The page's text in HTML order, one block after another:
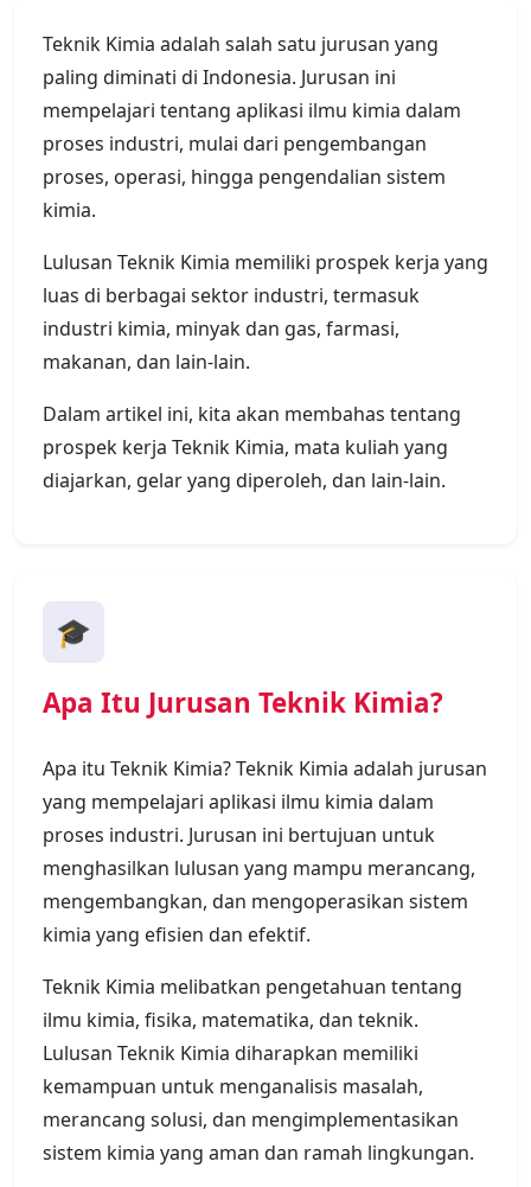
Teknik Kimia adalah salah satu jurusan yang
paling diminati di Indonesia. Jurusan ini
mempelajari tentang aplikasi ilmu kimia dalam
proses industri, mulai dari pengembangan
proses, operasi, hingga pengendalian sistem
kimia.
Lulusan Teknik Kimia memiliki prospek kerja yang
luas di berbagai sektor industri, termasuk
industri kimia, minyak dan gas, farmasi,
makanan, dan lain-lain.
Dalam artikel ini, kita akan membahas tentang
prospek kerja Teknik Kimia, mata kuliah yang
diajarkan, gelar yang diperoleh, dan lain-lain.
🎓
Apa Itu Jurusan Teknik Kimia?
Apa itu Teknik Kimia? Teknik Kimia adalah jurusan
yang mempelajari aplikasi ilmu kimia dalam
proses industri. Jurusan ini bertujuan untuk
menghasilkan lulusan yang mampu merancang,
mengembangkan, dan mengoperasikan sistem
kimia yang efisien dan efektif.
Teknik Kimia melibatkan pengetahuan tentang
ilmu kimia, fisika, matematika, dan teknik.
Lulusan Teknik Kimia diharapkan memiliki
kemampuan untuk menganalisis masalah,
merancang solusi, dan mengimplementasikan
sistem kimia yang aman dan ramah lingkungan.